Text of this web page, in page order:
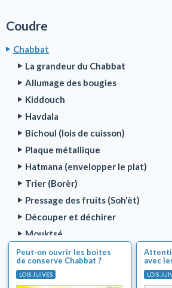
Coudre
Chabbat
La grandeur du Chabbat
Allumage des bougies
Kiddouch
Havdala
Bichoul (lois de cuisson)
Plaque métallique
Hatmana (envelopper le plat)
Trier (Borèr)
Pressage des fruits (Soh'èt)
Découper et déchirer
Mouktsé
Coloriage et maquillage (Tsovéa)
Préparation de nourriture
Nettoyage (Mélaben)
Peut-on ouvrir les boites
de conserve Chabbat ?
LOIS JUIVES
avec
LOIS